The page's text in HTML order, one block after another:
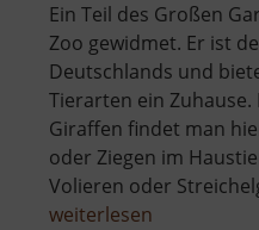
Ein Teil des Großen
Zoo gewidmet. Er ist
Deutschlands und
Tierarten ein
Giraffen findet man
oder Ziegen im
Volieren oder
weiterlesen